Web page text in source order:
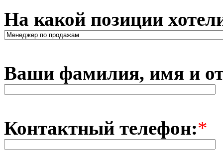
На какой позиции
Ваши фамилия, имя и
Контактный телефон:*